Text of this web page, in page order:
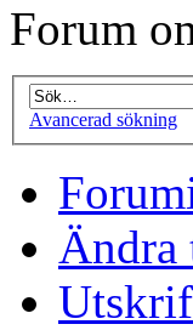
Forum
Avancerad sökning
Ändra